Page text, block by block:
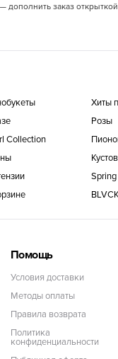
заказ
Collection
Хиты
Розы
Помощь
Условия доставки
Методы оплаты
Правила возврата
Политика
конфиденциальности